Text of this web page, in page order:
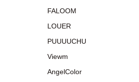
FALOOM
LOUER
PUUUUCHU
Viewm
AngelColor